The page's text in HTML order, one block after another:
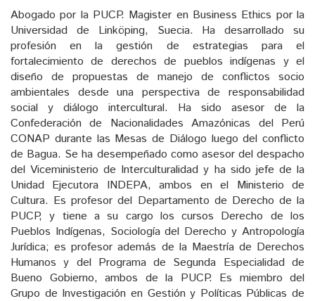
Abogado por la PUCP. Magister en Business Ethics por la
Universidad de Linköping, Suecia. Ha desarrollado su
profesión en la gestión de estrategias para el
fortalecimiento de derechos de pueblos indígenas y el
diseño de propuestas de manejo de conflictos socio
ambientales desde una perspectiva de responsabilidad
social y diálogo intercultural. Ha sido asesor de la
Confederación de Nacionalidades Amazónicas del Perú
CONAP durante las Mesas de Diálogo luego del conflicto
de Bagua. Se ha desempeñado como asesor del despacho
del Viceministerio de Interculturalidad y ha sido jefe de la
Unidad Ejecutora INDEPA, ambos en el Ministerio de
Cultura. Es profesor del Departamento de Derecho de la
PUCP, y tiene a su cargo los cursos Derecho de los
Pueblos Indígenas, Sociología del Derecho y Antropología
Jurídica; es profesor además de la Maestría de Derechos
Humanos y del Programa de Segunda Especialidad de
Bueno Gobierno, ambos de la PUCP. Es miembro del
Grupo de Investigación en Gestión y Políticas Públicas de